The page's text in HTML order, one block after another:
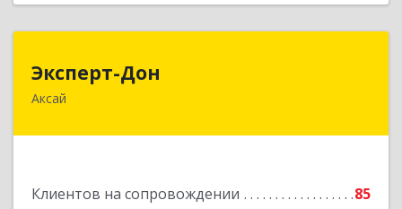
Эксперт-Дон
Аксай
Клиентов на сопровождении
85
346720, Ростовская обл, Аксай г, Буденного ул,